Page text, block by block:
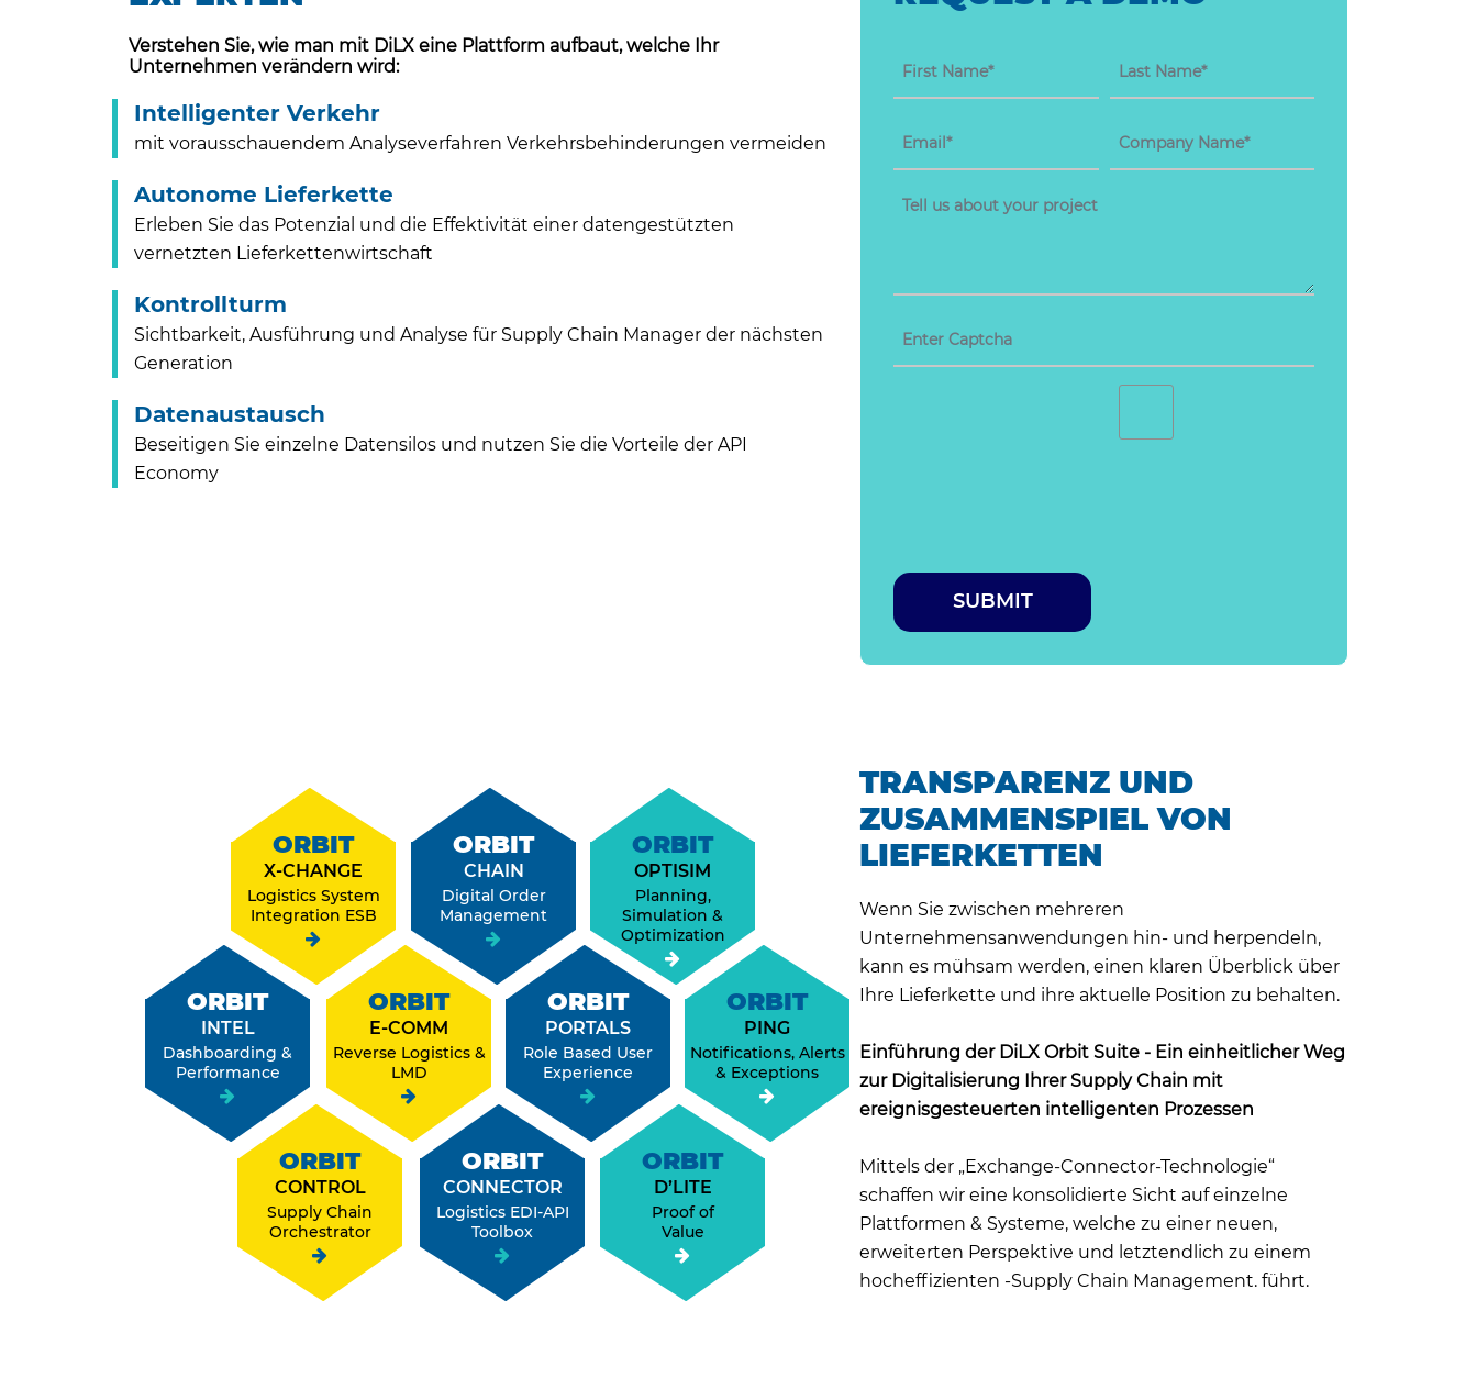
Verstehen Sie, wie man mit DiLX eine Plattform aufbaut, welche Ihr
Unternehmen verändern wird:
Intelligenter Verkehr
mit vorausschauendem Analyseverfahren Verkehrsbehinderungen vermeiden
Autonome Lieferkette
Erleben Sie das Potenzial und die Effektivität einer datengestützten
vernetzten Lieferkettenwirtschaft
Kontrollturm
Sichtbarkeit, Ausführung und Analyse für Supply Chain Manager der nächsten
Generation
Datenaustausch
Beseitigen Sie einzelne Datensilos und nutzen Sie die Vorteile der API
Economy
ORBIT
X-CHANGE
Logistics System
Integration ESB
ORBIT
CHAIN
Digital Order
Management
ORBIT
OPTISIM
Planning,
Simulation &
Optimization
ORBIT
INTEL
Dashboarding &
Performance
ORBIT
E-COMM
Reverse Logistics &
LMD
ORBIT
PORTALS
Role Based User
Experience
ORBIT
PING
Notifications, Alerts
& Exceptions
ORBIT
CONTROL
Supply Chain
Orchestrator
ORBIT
CONNECTOR
Logistics EDI-API
Toolbox
ORBIT
D’LITE
Proof of
Value
TRANSPARENZ UND
ZUSAMMENSPIEL VON
LIEFERKETTEN
Wenn Sie zwischen mehreren
Unternehmensanwendungen hin- und herpendeln,
kann es mühsam werden, einen klaren Überblick über
Ihre Lieferkette und ihre aktuelle Position zu behalten.
Einführung der DiLX Orbit Suite - Ein einheitlicher Weg
zur Digitalisierung Ihrer Supply Chain mit
ereignisgesteuerten intelligenten Prozessen
Mittels der „Exchange-Connector-Technologie“
schaffen wir eine konsolidierte Sicht auf einzelne
Plattformen & Systeme, welche zu einer neuen,
erweiterten Perspektive und letztendlich zu einem
hocheffizienten -Supply Chain Management. führt.